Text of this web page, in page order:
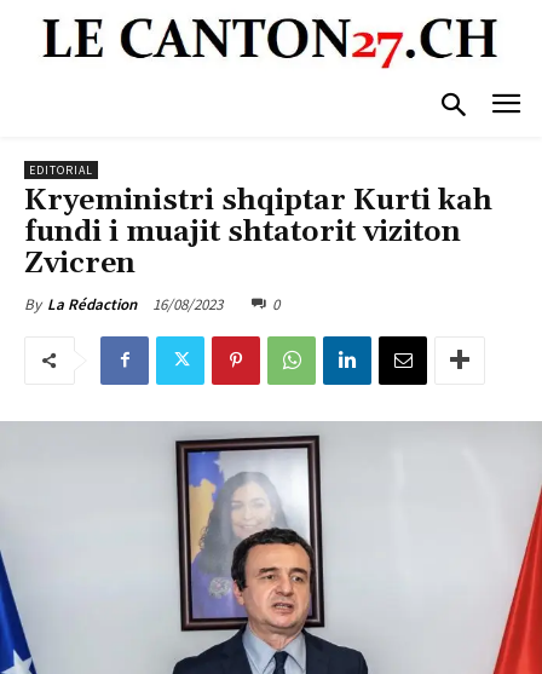
EDITORIAL
Kryeministri shqiptar Kurti kah
fundi i muajit shtatorit viziton
Zvicren
By La Rédaction 16/08/2023 0